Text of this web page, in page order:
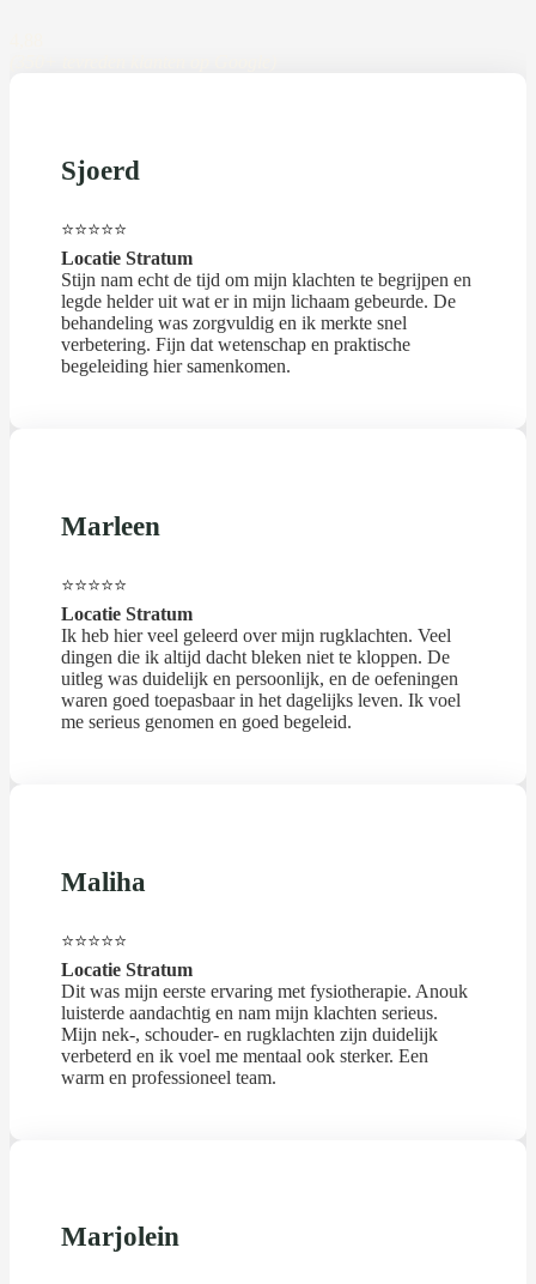
Sjoerd
⭐⭐⭐⭐⭐
Locatie Stratum
Stijn nam echt de tijd om mijn klachten te begrijpen en
legde helder uit wat er in mijn lichaam gebeurde. De
behandeling was zorgvuldig en ik merkte snel
verbetering. Fijn dat wetenschap en praktische
begeleiding hier samenkomen.
Marleen
⭐⭐⭐⭐⭐
Locatie Stratum
Ik heb hier veel geleerd over mijn rugklachten. Veel
dingen die ik altijd dacht bleken niet te kloppen. De
uitleg was duidelijk en persoonlijk, en de oefeningen
waren goed toepasbaar in het dagelijks leven. Ik voel
me serieus genomen en goed begeleid.
Maliha
⭐⭐⭐⭐⭐
Locatie Stratum
Dit was mijn eerste ervaring met fysiotherapie. Anouk
luisterde aandachtig en nam mijn klachten serieus.
Mijn nek-, schouder- en rugklachten zijn duidelijk
verbeterd en ik voel me mentaal ook sterker. Een
warm en professioneel team.
Marjolein